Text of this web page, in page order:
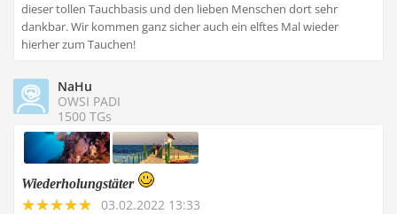
dieser tollen Tauchbasis und den lieben Menschen dort sehr
dankbar. Wir kommen ganz sicher auch ein elftes Mal wieder
hierher zum Tauchen!
NaHu
OWSI PADI
1500 TGs
Wiederholungstäter
03.02.2022 13:33